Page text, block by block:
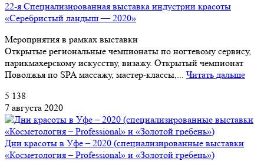
22-я Специализированная выставка индустрии красоты
«Серебристый ландыш — 2020»
Мероприятия в рамках выставки
Открытые региональные чемпионаты по ногтевому сервису,
парикмахерскому искусству, визажу. Открытый чемпионат
Поволжья по SPA массажу, мастер-классы,... Читать дальше
5 138
7 августа 2020
Дни красоты в Уфе – 2020 (специализированные выставки
«Косметология – Professional» и «Золотой гребень»)